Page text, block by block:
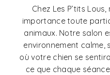
Chez Les P’tits
importance toute
animaux. Notre salon
environnement calme,
où votre chien se
ce que chaque